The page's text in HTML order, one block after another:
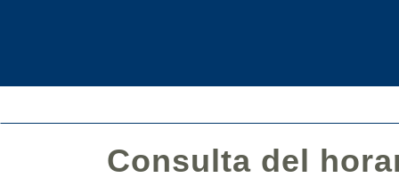
Consulta del